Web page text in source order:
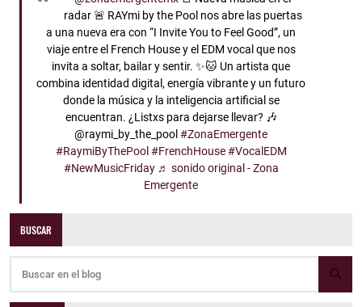
radar 🚨 RAYmi by the Pool nos abre las puertas
a una nueva era con “I Invite You to Feel Good”, un
viaje entre el French House y el EDM vocal que nos
invita a soltar, bailar y sentir. ✨🐱 Un artista que
combina identidad digital, energía vibrante y un futuro
donde la música y la inteligencia artificial se
encuentran. ¿Listxs para dejarse llevar? 🎶
@raymi_by_the_pool#ZonaEmergente
#RaymiByThePool #FrenchHouse #VocalEDM
#NewMusicFriday ♬ sonido original - Zona
Emergente
BUSCAR